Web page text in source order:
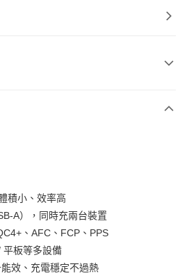
積小、效率高
），同時充兩台裝置
、AFC、FCP、PPS
平板等多設備
效、充電穩定不過熱